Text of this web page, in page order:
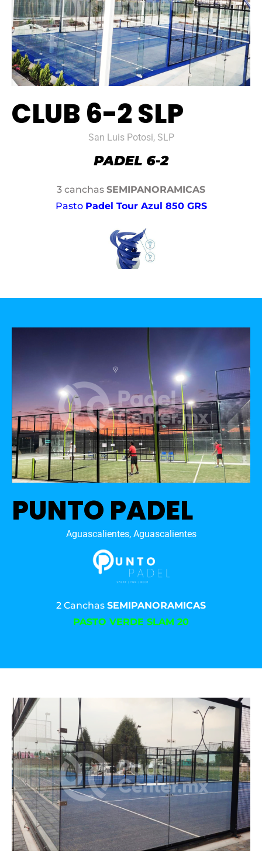
CLUB 6-2 SLP
San Luis Potosi, SLP
3 canchas SEMIPANORAMICAS
Pasto Padel Tour Azul 850 GRS
PUNTO PADEL
Aguascalientes, Aguascalientes
2 Canchas SEMIPANORAMICAS
PASTO VERDE SLAM 20